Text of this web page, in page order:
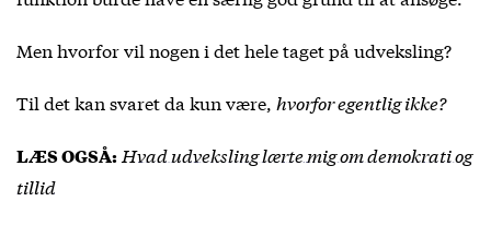
Men hvorfor vil nogen i det hele taget på udveksling?
Til det kan svaret da kun være, hvorfor egentlig ikke?
LÆS OGSÅ: Hvad udveksling lærte mig om demokrati og
tillid